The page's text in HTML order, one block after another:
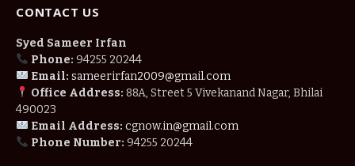
CONTACT US
Syed Sameer Irfan
Phone: 94255 20244
Email: sameerirfan2009@gmail.com
Office Address: 88A, Street 5 Vivekanand Nagar, Bhilai
490023
Email Address: cgnow.in@gmail.com
Phone Number: 94255 20244